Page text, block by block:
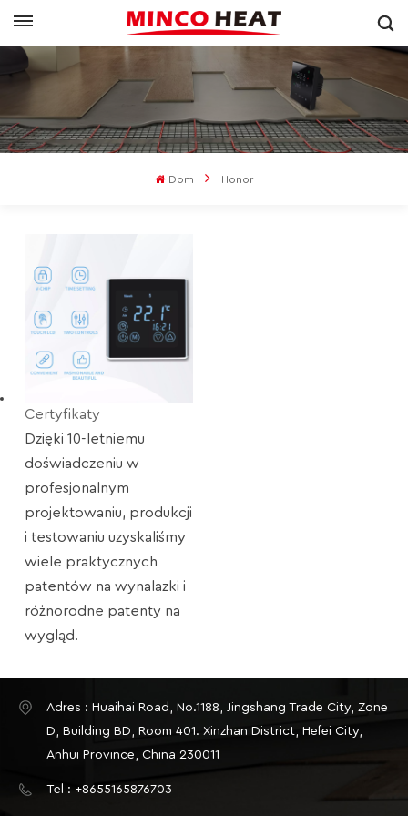
Dom Honor
Certyfikaty
Dzięki 10-letniemu
doświadczeniu w
profesjonalnym
projektowaniu, produkcji
i testowaniu uzyskaliśmy
wiele praktycznych
patentów na wynalazki i
różnorodne patenty na
wygląd.
Adres : Huaihai Road, No.1188, Jingshang Trade City, Zone
D, Building BD, Room 401. Xinzhan District, Hefei City,
Anhui Province, China 230011
Tel : +8655165876703